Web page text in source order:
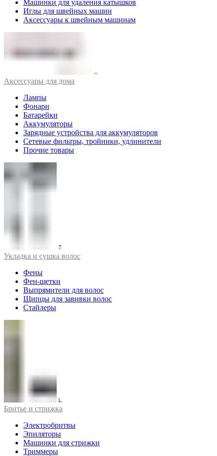
Машинки для удаления катышков
Иглы для швейных машин
Аксессуары к швейным машинам
Аксессуары для дома
Лампы
Фонари
Батарейки
Аккумуляторы
Зарядные устройства для аккумуляторов
Сетевые фильтры, тройники, удлинители
Прочие товары
Укладка и сушка волос
Фены
Фен-щетки
Выпрямители для волос
Щипцы для завивки волос
Стайлеры
Бритье и стрижка
Электробритвы
Эпиляторы
Машинки для стрижки
Триммеры